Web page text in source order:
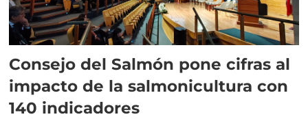
Consejo del Salmón pone cifras al
impacto de la salmonicultura con
140 indicadores